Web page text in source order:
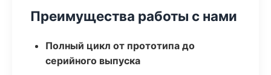
Преимущества работы с нами
Полный цикл от прототипа до
серийного выпуска